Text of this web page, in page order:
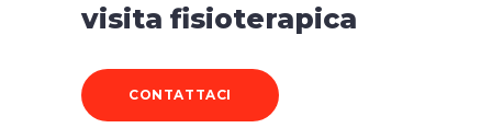
visita fisioterapica
CONTATTACI